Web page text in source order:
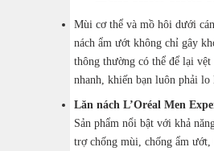
Mùi cơ thể và mồ hôi dưới
nách ẩm ướt không chỉ gây
thông thường có thể để lại
nhanh, khiến bạn luôn phải lo
Lăn nách L’Oréal Men
Sản phẩm nổi bật với khả
trợ chống mùi, chống ẩm